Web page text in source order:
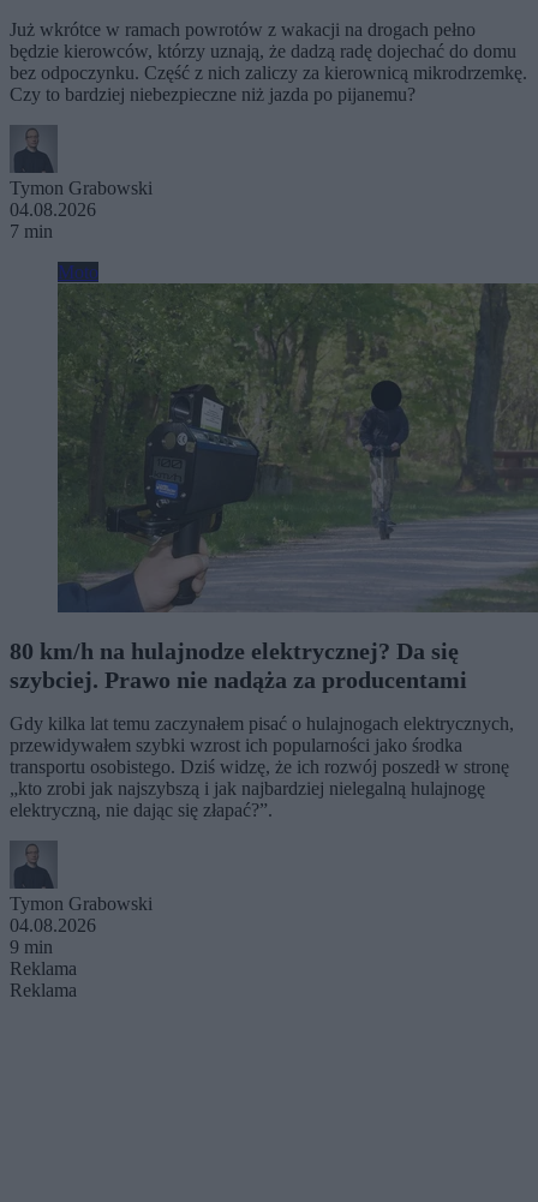
Już wkrótce w ramach powrotów z wakacji na drogach pełno
będzie kierowców, którzy uznają, że dadzą radę dojechać do domu
bez odpoczynku. Część z nich zaliczy za kierownicą mikrodrzemkę.
Czy to bardziej niebezpieczne niż jazda po pijanemu?
Tymon Grabowski
04.08.2026
7 min
Moto
80 km/h na hulajnodze elektrycznej? Da się
szybciej. Prawo nie nadąża za producentami
Gdy kilka lat temu zaczynałem pisać o hulajnogach elektrycznych,
przewidywałem szybki wzrost ich popularności jako środka
transportu osobistego. Dziś widzę, że ich rozwój poszedł w stronę
„kto zrobi jak najszybszą i jak najbardziej nielegalną hulajnogę
elektryczną, nie dając się złapać?”.
Tymon Grabowski
04.08.2026
9 min
Reklama
Reklama